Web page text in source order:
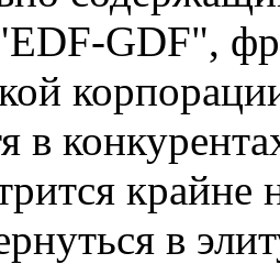
GDF",
в
в